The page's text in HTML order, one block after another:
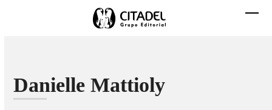
Danielle Mattioly